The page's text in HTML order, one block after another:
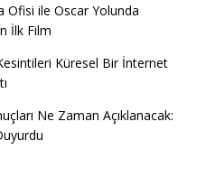
Ofisi ile Oscar Yolunda
İlk Film
Küresel Bir İnternet
Ne Zaman Açıklanacak: